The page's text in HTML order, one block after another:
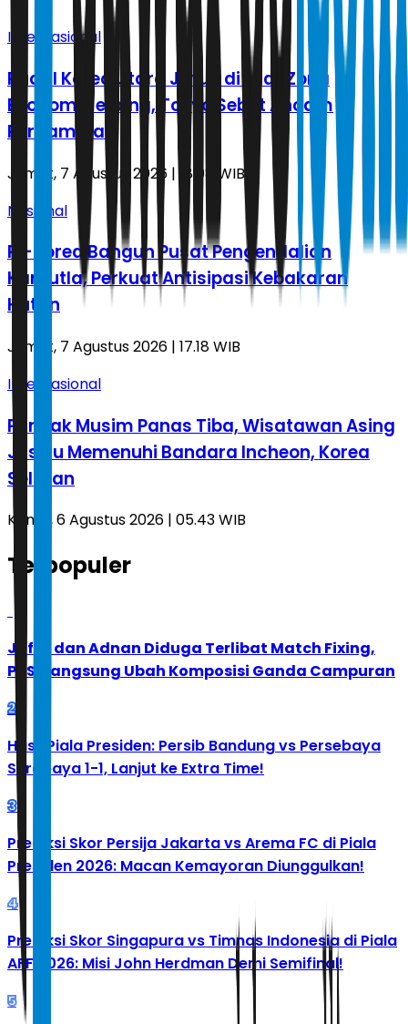
Internasional
Rudal Korea Utara Jatuh di Luar Zona
Ekonomi Jepang, Tokyo Sebut Ancam
Perdamaian
Jumat, 7 Agustus 2026 | 18.08 WIB
Nasional
RI-Korea Bangun Pusat Pengendalian
Karhutla, Perkuat Antisipasi Kebakaran
Hutan
Jumat, 7 Agustus 2026 | 17.18 WIB
Internasional
Puncak Musim Panas Tiba, Wisatawan Asing
Justru Memenuhi Bandara Incheon, Korea
Selatan
Kamis, 6 Agustus 2026 | 05.43 WIB
Terpopuler
Jafar dan Adnan Diduga Terlibat Match Fixing,
PBSI Langsung Ubah Komposisi Ganda Campuran
2
Hasil Piala Presiden: Persib Bandung vs Persebaya
Surabaya 1-1, Lanjut ke Extra Time!
3
Prediksi Skor Persija Jakarta vs Arema FC di Piala
Presiden 2026: Macan Kemayoran Diunggulkan!
4
Prediksi Skor Singapura vs Timnas Indonesia di Piala
AFF 2026: Misi John Herdman Demi Semifinal!
5